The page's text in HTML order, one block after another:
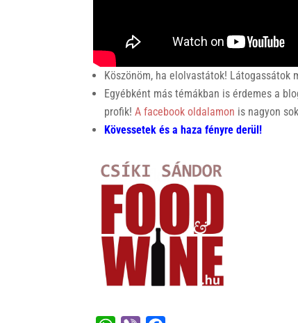
Köszönöm, ha elolvastátok!
Egyébként más témákban is érdemes a
profik!A facebook oldalamon is nagyon
Kövessetek és a haza fényre derül!